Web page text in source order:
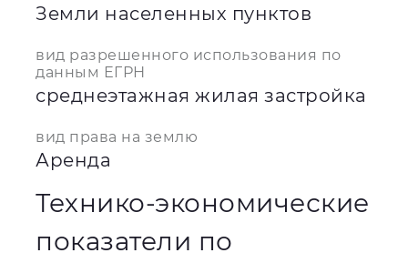
Земли населенных пунктов
вид разрешенного использования по
данным ЕГРН
среднеэтажная жилая застройка
вид права на землю
Аренда
Технико-экономические
показатели по